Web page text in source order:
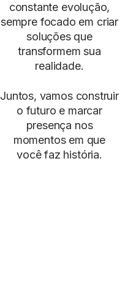
constante evolução,
sempre focado em criar
soluções que
transformem sua
realidade.
Juntos, vamos construir
o futuro e marcar
presença nos
momentos em que
você faz história.